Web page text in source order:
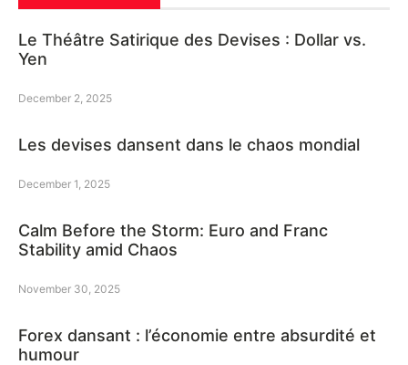
Le Théâtre Satirique des Devises : Dollar vs.
Yen
December 2, 2025
Les devises dansent dans le chaos mondial
December 1, 2025
Calm Before the Storm: Euro and Franc
Stability amid Chaos
November 30, 2025
Forex dansant : l’économie entre absurdité et
humour